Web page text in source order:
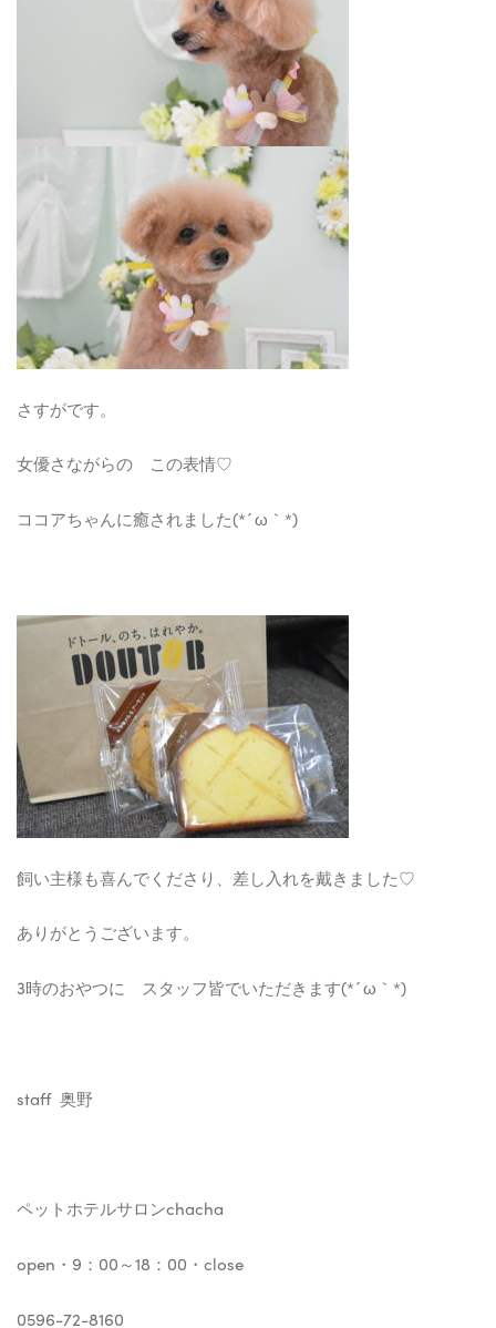
さすがです。
女優さながらの この表情♡
ココアちゃんに癒されました(*´ω｀*)
飼い主様も喜んでくださり、差し入れを戴きました♡
ありがとうございます。
3時のおやつに スタッフ皆でいただきます(*´ω｀*)
staff 奥野
ペットホテルサロンchacha
open・9：00～18：00・close
0596-72-8160